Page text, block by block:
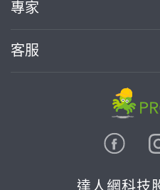
專家
客服
達人網科技